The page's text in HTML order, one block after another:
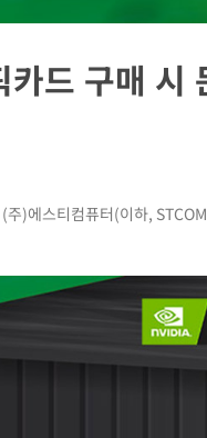
드 구매 시
(주)에스티컴퓨터(이하,